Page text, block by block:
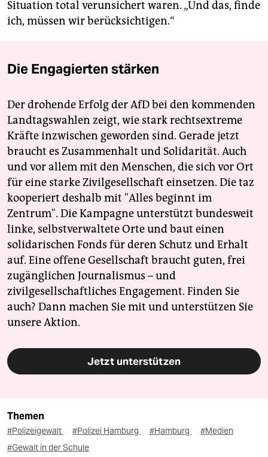
Situation total verunsichert waren. „Und das, finde
ich, müssen wir berücksichtigen.“
Die Engagierten stärken
Der drohende Erfolg der AfD bei den kommenden
Landtagswahlen zeigt, wie stark rechtsextreme
Kräfte inzwischen geworden sind. Gerade jetzt
braucht es Zusammenhalt und Solidarität. Auch
und vor allem mit den Menschen, die sich vor Ort
für eine starke Zivilgesellschaft einsetzen. Die taz
kooperiert deshalb mit "Alles beginnt im
Zentrum". Die Kampagne unterstützt bundesweit
linke, selbstverwaltete Orte und baut einen
solidarischen Fonds für deren Schutz und Erhalt
auf. Eine offene Gesellschaft braucht guten, frei
zugänglichen Journalismus – und
zivilgesellschaftliches Engagement. Finden Sie
auch? Dann machen Sie mit und unterstützen Sie
unsere Aktion.
Jetzt unterstützen
Themen
#Polizeigewalt #Polizei Hamburg #Hamburg
#Medien
#Gewalt in der Schule